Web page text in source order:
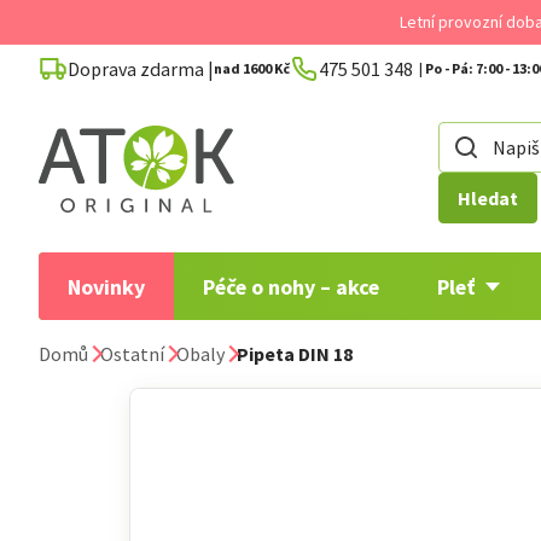
na
obsah
Letní provozní
Doprava zdarma | nad 1600 Kč 475 501 348
Hledat
Novinky Péče o nohy – akce Pleť
Domů Ostatní Obaly Pipeta DIN 18